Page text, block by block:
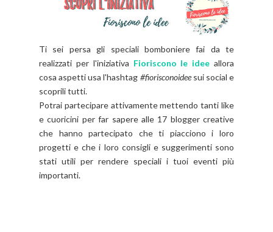
Ti sei persa gli speciali bomboniere fai da te
realizzati per l'iniziativa Fioriscono le idee allora
cosa aspetti usa l'hashtag #fiorisconoideesui social e
scoprili tutti.
Potrai partecipare attivamente mettendo tanti like
e cuoricini per far sapere alle 17 blogger creative
che hanno partecipato che ti piacciono i loro
progetti e che i loro consigli e suggerimenti sono
stati utili per rendere speciali i tuoi eventi più
importanti.